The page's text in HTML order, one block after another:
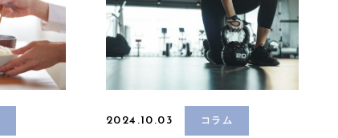
2024.10.03 コラム